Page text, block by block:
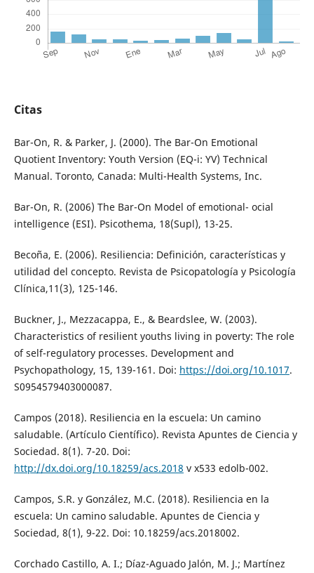
Citas
Bar-On, R. & Parker, J. (2000). The Bar-On Emotional
Quotient Inventory: Youth Version (EQ-i: YV) Technical
Manual. Toronto, Canada: Multi-Health Systems, Inc.
Bar-On, R. (2006) The Bar-On Model of emotional- ocial
intelligence (ESI). Psicothema, 18(Supl), 13-25.
Becoña, E. (2006). Resiliencia: Definición, características y
utilidad del concepto. Revista de Psicopatología y Psicología
Clínica,11(3), 125-146.
Buckner, J., Mezzacappa, E., & Beardslee, W. (2003).
Characteristics of resilient youths living in poverty: The role
of self-regulatory processes. Development and
Psychopathology, 15, 139-161. Doi: https://doi.org/10.1017.
S0954579403000087.
Campos (2018). Resiliencia en la escuela: Un camino
saludable. (Artículo Científico). Revista Apuntes de Ciencia y
Sociedad. 8(1). 7-20. Doi:
http://dx.doi.org/10.18259/acs.2018 v x533 edolb-002.
Campos, S.R. y González, M.C. (2018). Resiliencia en la
escuela: Un camino saludable. Apuntes de Ciencia y
Sociedad, 8(1), 9-22. Doi: 10.18259/acs.2018002.
Corchado Castillo, A. I.; Díaz-Aguado Jalón, M. J.; Martínez